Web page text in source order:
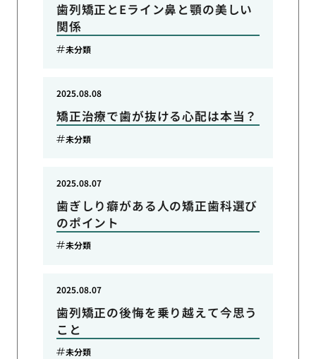
歯列矯正とEライン鼻と顎の美しい
関係
未分類
矯正治療で歯が抜ける心配は本当？
2025.08.08
未分類
歯ぎしり癖がある人の矯正歯科選び
のポイント
2025.08.07
未分類
歯列矯正の後悔を乗り越えて今思う
こと
2025.08.07
未分類